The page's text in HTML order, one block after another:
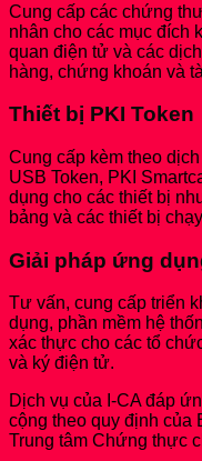
Cung cấp các chứng
nhân cho các mục đích
quan điện tử và các
hàng, chứng khoán và
Thiết bị PKI Token
Cung cấp kèm theo
USB Token, PKI
dụng cho các thiết bị
bảng và các thiết bị
Giải pháp ứng
Tư vấn, cung cấp triển
dụng, phần mềm hệ
xác thực cho các tổ
và ký điện tử.
Dịch vụ của I-CA đáp
cộng theo quy định của
Trung tâm Chứng thực